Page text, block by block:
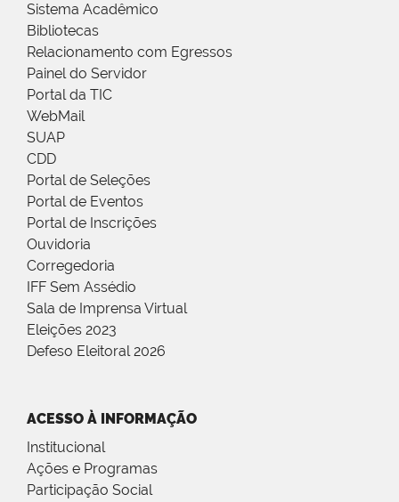
Sistema Acadêmico
Bibliotecas
Relacionamento com Egressos
Painel do Servidor
Portal da TIC
WebMail
SUAP
CDD
Portal de Seleções
Portal de Eventos
Portal de Inscrições
Ouvidoria
Corregedoria
IFF Sem Assédio
Sala de Imprensa Virtual
Eleições 2023
Defeso Eleitoral 2026
ACESSO À INFORMAÇÃO
Institucional
Ações e Programas
Participação Social